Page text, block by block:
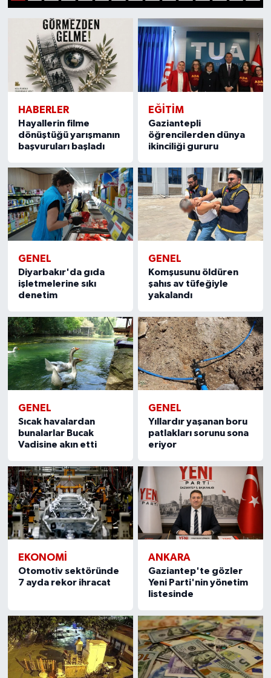
HABERLER
Hayallerin filme
dönüştüğü yarışmanın
başvuruları başladı
EĞITIM
Gaziantepli
öğrencilerden dünya
ikinciliği gururu
GENEL
Diyarbakır'da gıda
işletmelerine sıkı
denetim
GENEL
Komşusunu öldüren
şahıs av tüfeğiyle
yakalandı
GENEL
Sıcak havalardan
bunalarlar Bucak
Vadisine akın etti
GENEL
Yıllardır yaşanan boru
patlakları sorunu sona
eriyor
EKONOMI
Otomotiv sektöründe
7 ayda rekor ihracat
ANKARA
Gaziantep'te gözler
Yeni Parti'nin yönetim
listesinde
Müzik
Piyasa
Resmi İlanlar
Sağlık
Sinemalar
Siyaset
Spor
Teknoloji
Türkiye
Video Haber
Yaşam
Yeme-İçme
Yemek